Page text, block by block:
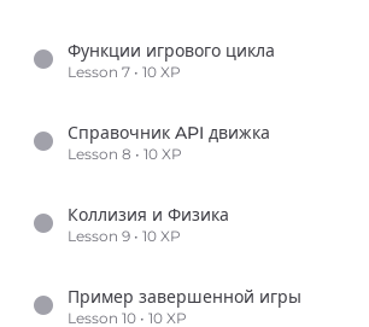
Функции игрового цикла
Lesson 7 • 10 XP
Справочник API движка
Lesson 8 • 10 XP
Коллизия и Физика
Lesson 9 • 10 XP
Пример завершенной игры
Lesson 10 • 10 XP